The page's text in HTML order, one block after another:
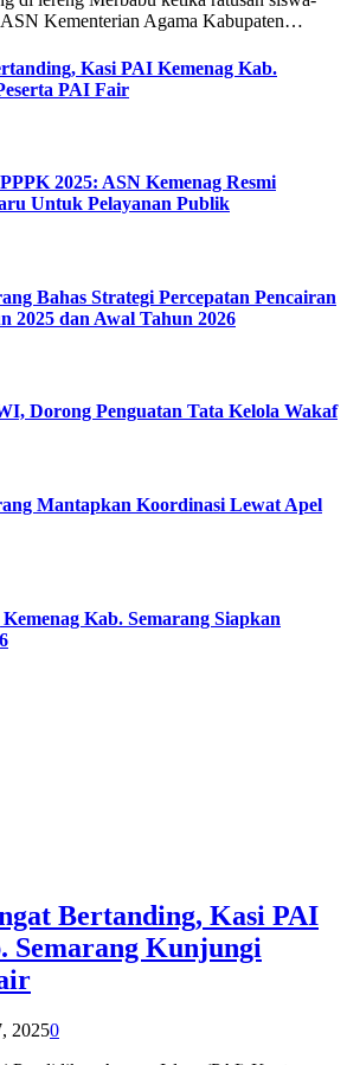
ASN Kementerian Agama Kabupaten…
Kasi PAI Kemenag Kab.
PAI Fair
2025: ASN Kemenag Resmi
Untuk Pelayanan Publik
Bahas Strategi Percepatan Pencairan
2025 dan Awal Tahun 2026
Dorong Penguatan Tata Kelola Wakaf
Mantapkan Koordinasi Lewat Apel
Kab. Semarang Siapkan
Bertanding, Kasi PAI
Semarang Kunjungi
20250